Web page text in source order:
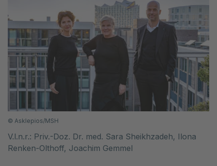
© Asklepios/MSH
V.l.n.r.: Priv.-Doz. Dr. med. Sara Sheikhzadeh, Ilona
Renken-Olthoff, Joachim Gemmel